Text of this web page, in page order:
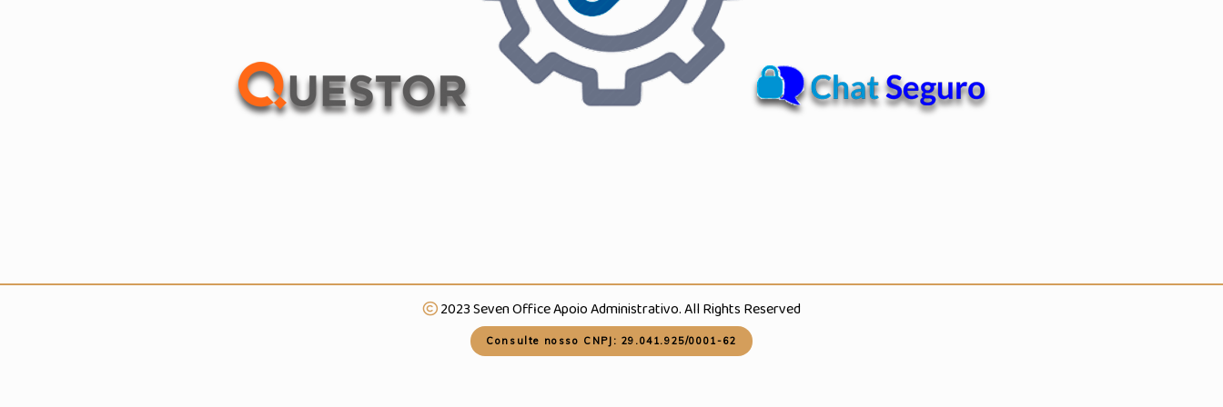
2023 Seven Office Apoio Administrativo. All Rights Reserved
Consulte nosso CNPJ: 29.041.925/0001-62